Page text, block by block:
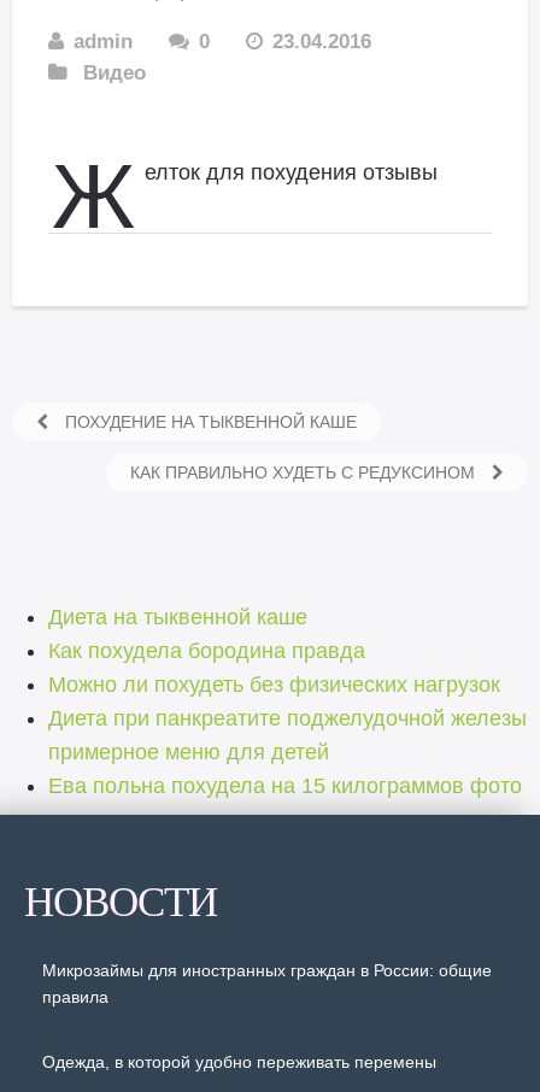
admin 0
23.04.2016
Видео
Ж елток для похудения отзывы
ПОХУДЕНИЕ НА ТЫКВЕННОЙ КАШЕ
КАК ПРАВИЛЬНО ХУДЕТЬ С РЕДУКСИНОМ
Диета на тыквенной каше
Как похудела бородина правда
Можно ли похудеть без физических нагрузок
Диета при панкреатите поджелудочной железы
примерное меню для детей
Ева польна похудела на 15 килограммов фото
НОВОСТИ
Микрозаймы для иностранных граждан в России: общие
правила
Одежда, в которой удобно переживать перемены